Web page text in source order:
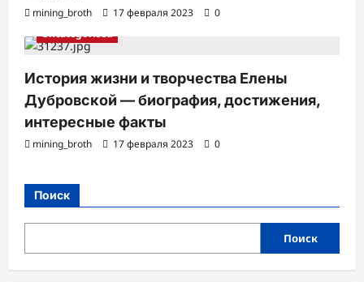
mining_broth 17 февраля 2023
0
Uncategorised
История жизни и творчества Елены
Дубровской — биография, достижения,
интересные факты
mining_broth 17 февраля 2023 0
Поиск
Поиск